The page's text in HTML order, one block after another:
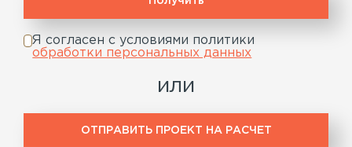
Я согласен с условиями политики
обработки персональных данных
или
ОТПРАВИТЬ ПРОЕКТ НА РАСЧЕТ